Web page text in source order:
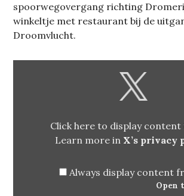
spoorwegovergang richting
winkeltje met restaurant bij de
Droomvlucht.
Click here to display content
Learn more in X’s privacy
Always display content
Open